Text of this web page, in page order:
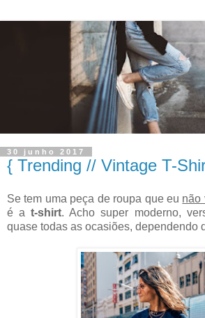
30 junho 2017
{ Trending // Vintage T-
Se tem uma peça de roupa que eu não
é a t-shirt. Acho super moderno,
quase todas as ocasiões, dependendo